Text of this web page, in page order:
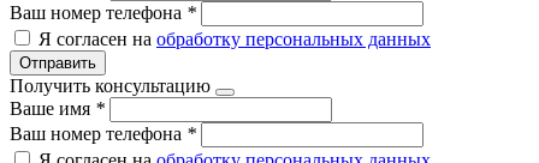
Ваш номер телефона *
Я согласен на обработку персональных данных
Отправить
Получить консультацию
Ваше имя *
Ваш номер телефона *